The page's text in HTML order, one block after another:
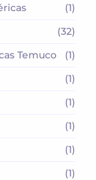
(1)
(32)
Temuco
(1)
(1)
(1)
(1)
(1)
(1)